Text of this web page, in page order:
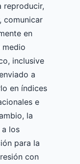
reproducir,
comunicar
en
inclusive
a
en índices
e
la
a los
para la
con